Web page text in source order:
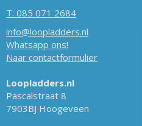
T: 085 071 2684
info@loopladders.nl
Whatsapp ons!
Naar contactformulier
Loopladders.nl
Pascalstraat 8
7903BJ Hoogeveen